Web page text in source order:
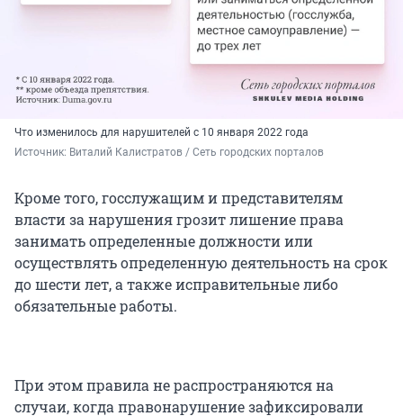
Что изменилось для нарушителей с 10 января 2022 года
Источник: Виталий Калистратов / Сеть городских порталов
Кроме того, госслужащим и представителям
власти за нарушения грозит лишение права
занимать определенные должности или
осуществлять определенную деятельность на срок
до шести лет, а также исправительные либо
обязательные работы.
При этом правила не распространяются на
случаи, когда правонарушение зафиксировали